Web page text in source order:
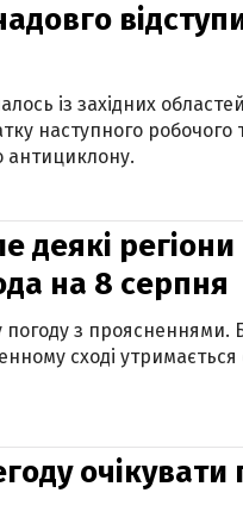
із західних областей
наступного робочого
антициклону.
деякі регіони
на 8 серпня
з проясненнями.
сході
очікувати